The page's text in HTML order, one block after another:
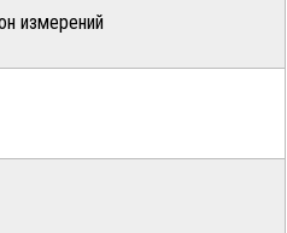
измерений